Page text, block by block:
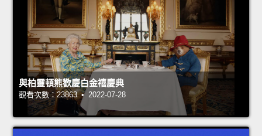
與柏靈頓熊歡慶白金禧慶典
觀看次數：23863 • 2022-07-28